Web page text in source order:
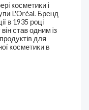
косметики і
L'Oréal. Бренд
в 1935 році
став одним із
для
косметики в